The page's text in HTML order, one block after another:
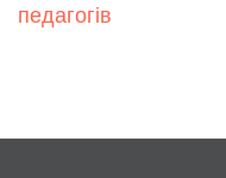
педагогів